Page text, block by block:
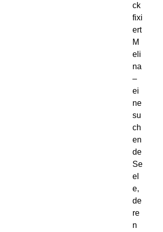
ck
fixi
ert
M
eli
na
–
ei
ne
su
ch
en
de
Se
el
e,
de
re
n